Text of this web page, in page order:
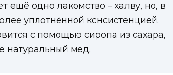
ещё одно лакомство – халву, но, в
уплотнённой консистенцией.
с помощью сиропа из сахара,
натуральный мёд.